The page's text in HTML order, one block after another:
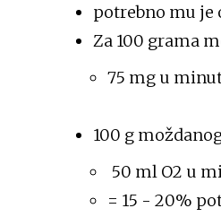
potrebno mu je
Za 100 grama
75 mg u
100 g
50 ml O2 u
= 15 - 20%